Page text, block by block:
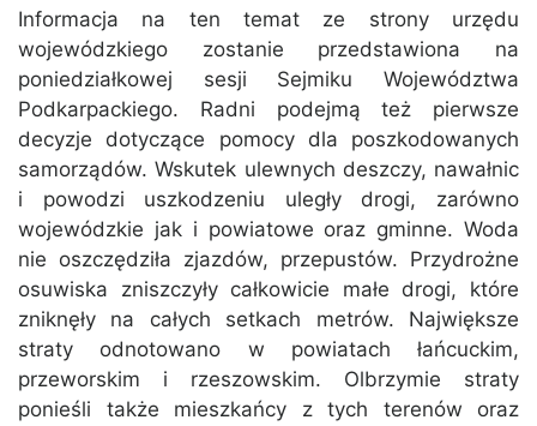
Informacja na ten temat ze strony urzędu
wojewódzkiego zostanie przedstawiona na
poniedziałkowej sesji Sejmiku Województwa
Podkarpackiego. Radni podejmą też pierwsze
decyzje dotyczące pomocy dla poszkodowanych
samorządów. Wskutek ulewnych deszczy, nawałnic
i powodzi uszkodzeniu uległy drogi, zarówno
wojewódzkie jak i powiatowe oraz gminne. Woda
nie oszczędziła zjazdów, przepustów. Przydrożne
osuwiska zniszczyły całkowicie małe drogi, które
zniknęły na całych setkach metrów. Największe
straty odnotowano w powiatach łańcuckim,
przeworskim i rzeszowskim. Olbrzymie straty
ponieśli także mieszkańcy z tych terenów oraz